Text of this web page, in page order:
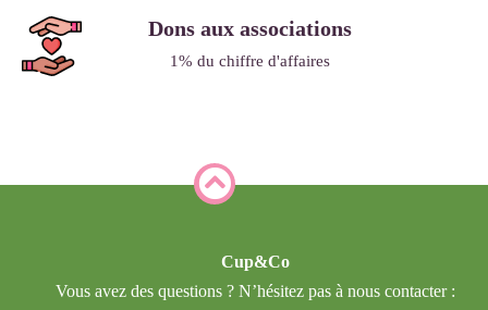
Dons aux associations
1% du chiffre d'affaires
Cup&Co
Vous avez des questions ? N’hésitez pas à nous contacter :